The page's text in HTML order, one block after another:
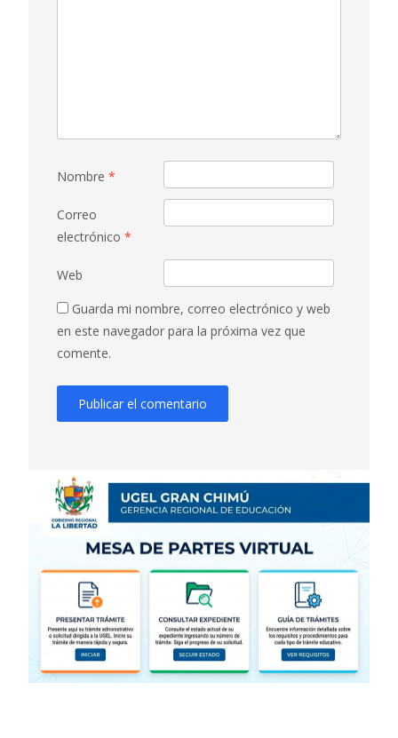
Nombre *
Correo
electrónico *
Web
Guarda mi nombre, correo electrónico y web
en este navegador para la próxima vez que
comente.